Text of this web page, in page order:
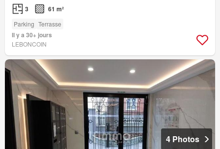
3 61 m²
Parking Terrasse
Il y a 30+ jours
LEBONCOIN
4 Photos